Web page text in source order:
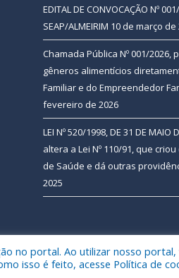
EDITAL DE CONVOCAÇÃO Nº
SEAP/ALMEIRIM 10 de março de
Chamada Pública Nº 001/2026,
gêneros alimentícios
Familiar e do Empreendedor
fevereiro de 2026
LEI Nº 520/1998, DE 31 DE MAIO
altera a Lei Nº 110/91, que
de Saúde e dá outras
2025
Almeirim.
no portal. Ao utilizar nosso
isso é feito, acesse Política de